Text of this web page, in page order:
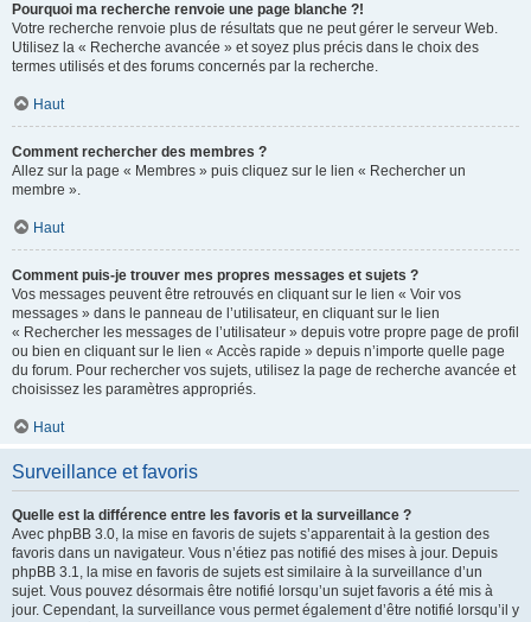
Pourquoi ma recherche renvoie une page blanche ?!
Votre recherche renvoie plus de résultats que ne peut gérer le serveur Web.
Utilisez la « Recherche avancée » et soyez plus précis dans le choix des
termes utilisés et des forums concernés par la recherche.
Haut
Comment rechercher des membres ?
Allez sur la page « Membres » puis cliquez sur le lien « Rechercher un
membre ».
Haut
Comment puis-je trouver mes propres messages et sujets ?
Vos messages peuvent être retrouvés en cliquant sur le lien « Voir vos
messages » dans le panneau de l’utilisateur, en cliquant sur le lien
« Rechercher les messages de l’utilisateur » depuis votre propre page de profil
ou bien en cliquant sur le lien « Accès rapide » depuis n’importe quelle page
du forum. Pour rechercher vos sujets, utilisez la page de recherche avancée et
choisissez les paramètres appropriés.
Haut
Surveillance et favoris
Quelle est la différence entre les favoris et la surveillance ?
Avec phpBB 3.0, la mise en favoris de sujets s’apparentait à la gestion des
favoris dans un navigateur. Vous n’étiez pas notifié des mises à jour. Depuis
phpBB 3.1, la mise en favoris de sujets est similaire à la surveillance d’un
sujet. Vous pouvez désormais être notifié lorsqu’un sujet favoris a été mis à
jour. Cependant, la surveillance vous permet également d’être notifié lorsqu’il y